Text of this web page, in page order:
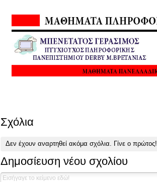
Σχόλια
Δεν έχουν αναρτηθεί ακόμα σχόλια. Γίνε ο πρώτος!
Δημοσίευση νέου σχολίου